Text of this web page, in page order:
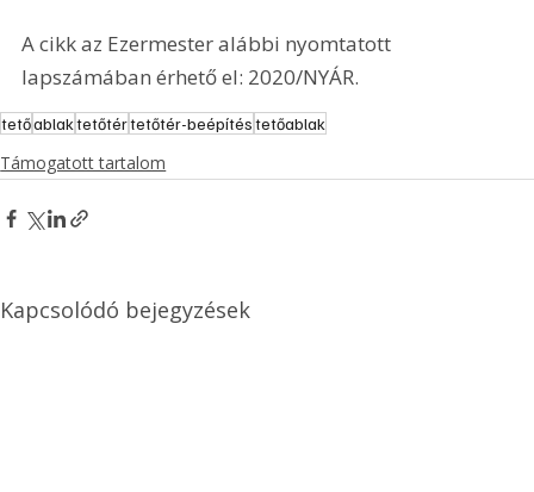
A cikk az Ezermester alábbi nyomtatott
lapszámában érhető el: 2020/NYÁR.
tetőablaktetőtértetőtér-beépítéstetőablak
Támogatott tartalom
Kapcsolódó bejegyzések